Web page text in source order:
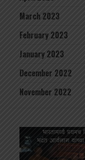
March 2023
February 2023
January 2023
December 2022
November 2022